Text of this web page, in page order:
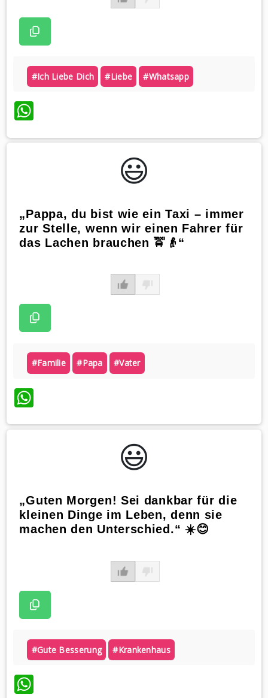
#ich Liebe Dich #liebe #whatsapp
WhatsApp
😃️
„Pappa, du bist wie ein Taxi – immer
zur Stelle, wenn wir einen Fahrer für
das Lachen brauchen 🚖👴“
#familie #papa #vater
WhatsApp
😃️
„Guten Morgen! Sei dankbar für die
kleinen Dinge im Leben, denn sie
machen den Unterschied.“ ☀️😊
#gute Besserung #krankenhaus
WhatsApp